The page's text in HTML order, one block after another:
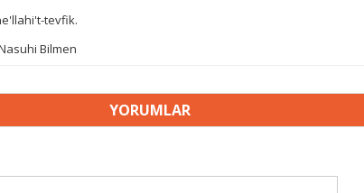
tevfik.
Bilmen
YORUMLAR